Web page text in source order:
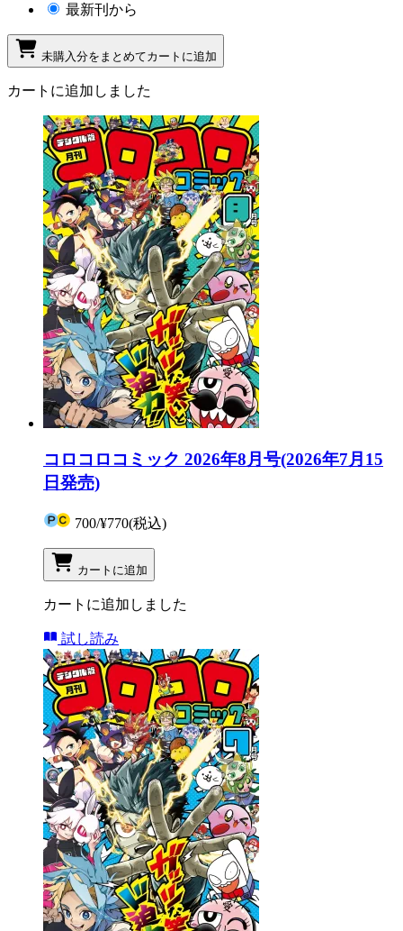
最新刊から
未購入分をまとめてカートに追加
カートに追加しました
コロコロコミック 2026年8月号(2026年7月15
日発売)
700/¥770(税込)
カートに追加
カートに追加しました
試し読み